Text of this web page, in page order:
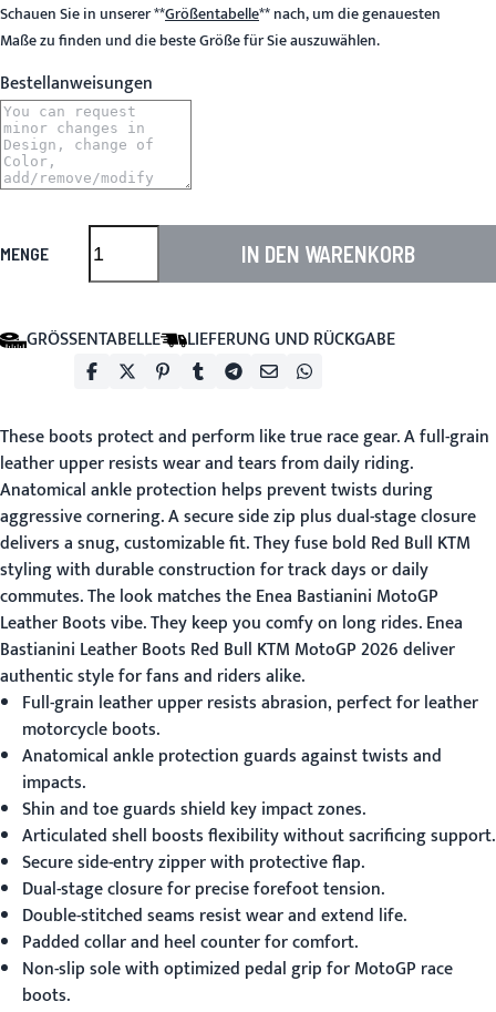
Schauen Sie in unserer**Größentabelle**nach, um die genauesten
Maße zu finden und die beste Größe für Sie auszuwählen.
Bestellanweisungen
MENGE IN DEN WARENKORB
GRÖSSENTABELLE LIEFERUNG UND RÜCKGABE
These boots protect and perform like true race gear. A full-grain
leather upper resists wear and tears from daily riding.
Anatomical ankle protection helps prevent twists during
aggressive cornering. A secure side zip plus dual-stage closure
delivers a snug, customizable fit. They fuse bold Red Bull KTM
styling with durable construction for track days or daily
commutes. The look matches the Enea Bastianini MotoGP
Leather Boots vibe. They keep you comfy on long rides.Enea
Bastianini Leather Boots Red Bull KTM MotoGP 2026deliver
authentic style for fans and riders alike.
Full-grain leather upper resists abrasion, perfect for leather
motorcycle boots.
Anatomical ankle protection guards against twists and
impacts.
Shin and toe guards shield key impact zones.
Articulated shell boosts flexibility without sacrificing support.
Secure side-entry zipper with protective flap.
Dual-stage closure for precise forefoot tension.
Double-stitched seams resist wear and extend life.
Padded collar and heel counter for comfort.
Non-slip sole with optimized pedal grip for MotoGP race
boots.